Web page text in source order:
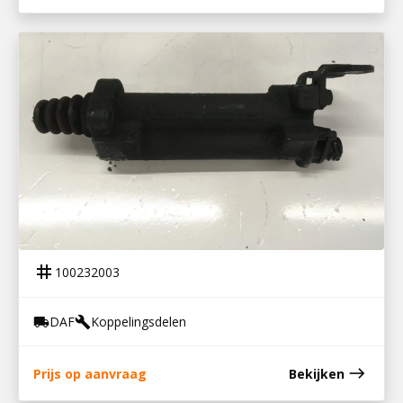
100232003
KOPPELINGSBEKRACHTIGER LF55
tag 100232003
local_shippingDAFbuildKoppelingsdelen
Prijs op aanvraag Bekijken east